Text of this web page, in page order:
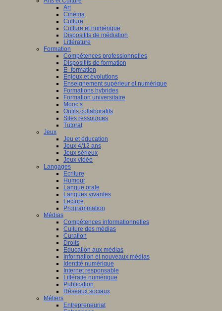
Art
Cinéma
Culture
Culture et numérique
Dispositifs de médiation
Littérature
Formation
Compétences professionnelles
Dispositifs de formation
E- formation
Enjeux et évolutions
Enseignement supérieur et numérique
Formations hybrides
Formation universitaire
Mooc’s
Outils collaboratifs
Sites ressources
Tutorat
Jeux
Jeu et éducation
Jeux 4/12 ans
Jeux sérieux
Jeux vidéo
Langages
Ecriture
Humour
Langue orale
Langues vivantes
Lecture
Programmation
Médias
Compétences informationnelles
Culture des médias
Curation
Droits
Education aux médias
Information et nouveaux médias
Identité numérique
Internet responsable
Littératie numérique
Publication
Réseaux sociaux
Métiers
Entrepreneuriat